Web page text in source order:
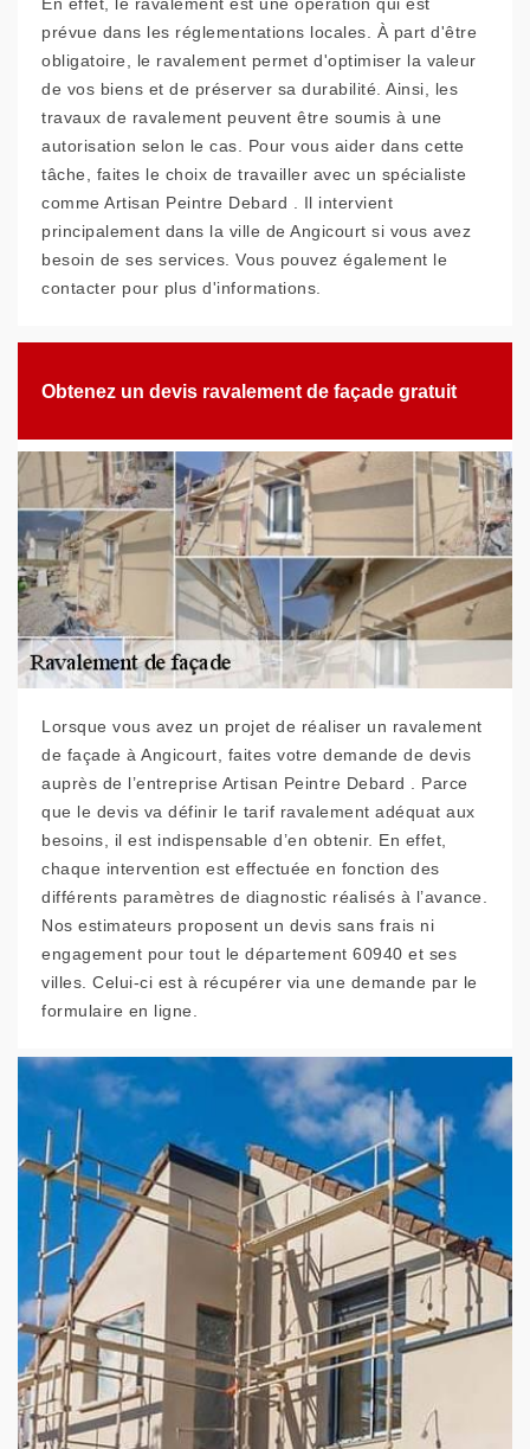
prévue dans les réglementations locales. À part d'être
obligatoire, le ravalement permet d'optimiser la valeur
de vos biens et de préserver sa durabilité. Ainsi, les
travaux de ravalement peuvent être soumis à une
autorisation selon le cas. Pour vous aider dans cette
tâche, faites le choix de travailler avec un spécialiste
comme Artisan Peintre Debard . Il intervient
principalement dans la ville de Angicourt si vous avez
besoin de ses services. Vous pouvez également le
contacter pour plus d'informations.
Obtenez un devis ravalement de façade gratuit
Lorsque vous avez un projet de réaliser un ravalement
de façade à Angicourt, faites votre demande de devis
auprès de l’entreprise Artisan Peintre Debard . Parce
que le devis va définir le tarif ravalement adéquat aux
besoins, il est indispensable d’en obtenir. En effet,
chaque intervention est effectuée en fonction des
différents paramètres de diagnostic réalisés à l’avance.
Nos estimateurs proposent un devis sans frais ni
engagement pour tout le département 60940 et ses
villes. Celui-ci est à récupérer via une demande par le
formulaire en ligne.